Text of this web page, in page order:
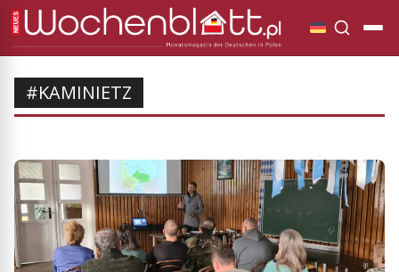
#KAMINIETZ